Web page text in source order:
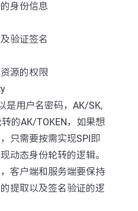
身份信息
验证签名
源的权限
是用户名密码，AK/SK,
的AK/TOKEN，如果想
只需要按需实现SPI即
动态身份轮转的逻辑。
客户端和服务端要保持
提取以及签名验证的逻